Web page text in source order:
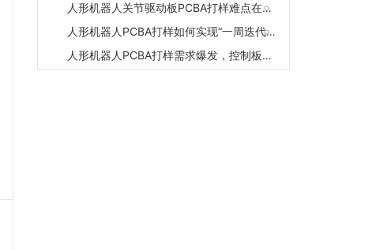
人形机器人关节驱动板PCBA打样难点在哪？捷创电子的厚铜工艺+高密度贴装
人形机器人PCBA打样如何实现“一周迭代多次”？捷创电子的柔性制造方案
人形机器人PCBA打样需求爆发，控制板和关节驱动板有什么不同？